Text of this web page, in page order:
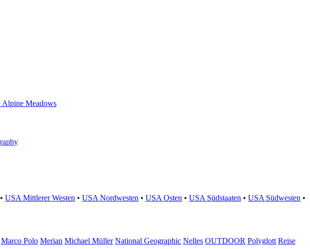
• USA Mittlerer Westen • USA Nordwesten • USA Osten • USA Südstaaten • USA Südwesten •
Marco Polo Merian Michael Müller National Geographic Nelles OUTDOOR Polyglott Reise